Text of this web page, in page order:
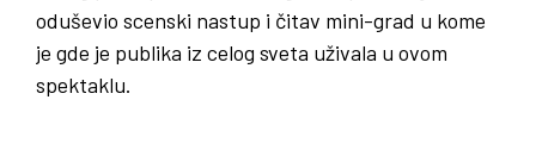
oduševio scenski nastup i čitav mini-grad u kome
je gde je publika iz celog sveta uživala u ovom
spektaklu.